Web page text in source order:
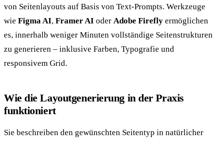
von Seitenlayouts auf Basis von Text-Prompts. Werkzeuge
wie Figma AI, Framer AI oder Adobe Firefly ermöglichen
es, innerhalb weniger Minuten vollständige Seitenstrukturen
zu generieren – inklusive Farben, Typografie und
responsivem Grid.
Wie die Layoutgenerierung in der Praxis
funktioniert
Sie beschreiben den gewünschten Seitentyp in natürlicher